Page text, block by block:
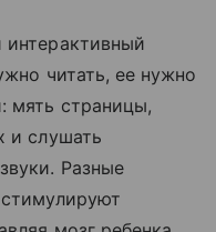
читать, ее нужно
мять страницы,
и слушать
Разные